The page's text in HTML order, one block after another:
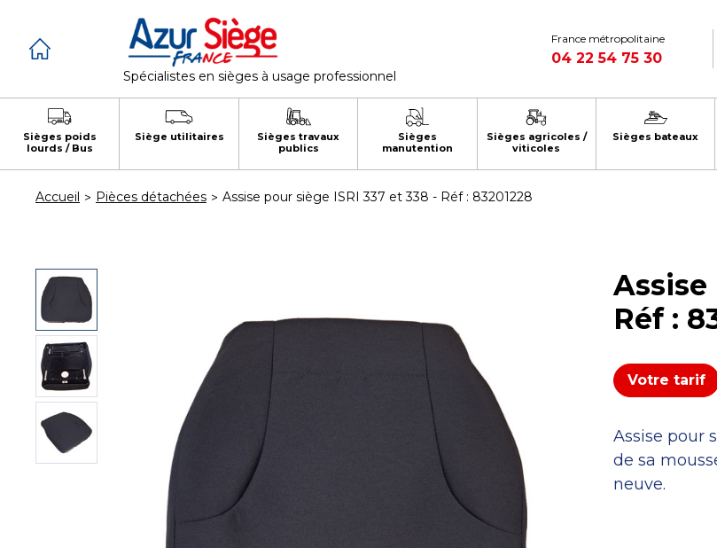
Spécialistes en sièges à usage professionnel
France métropolitaine
04 22 54 75 30
Sièges poids
lourds / Bus
Siège utilitaires
Sièges travaux
publics
Sièges
manutention
Sièges agricoles /
viticoles
Sièges bateaux
Accueil Pièces détachées Assise pour siège ISRI 337 et 338 - Réf : 83201228
Assise
Réf :
Votre tarif
Assise pour
de sa
neuve.